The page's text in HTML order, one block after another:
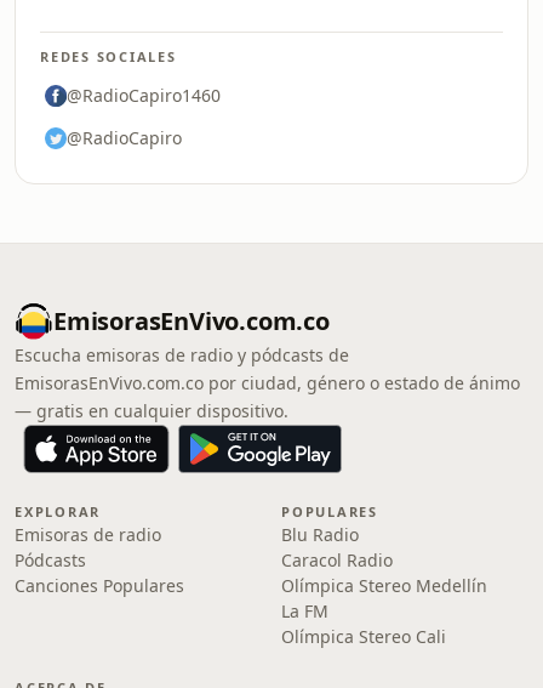
REDES SOCIALES
@RadioCapiro1460
@RadioCapiro
EmisorasEnVivo.com.co
Escucha emisoras de radio y pódcasts de
EmisorasEnVivo.com.co por ciudad, género o estado de ánimo
— gratis en cualquier dispositivo.
EXPLORAR
Emisoras de radio
Pódcasts
Canciones Populares
POPULARES
Blu Radio
Caracol Radio
Olímpica Stereo Medellín
La FM
Olímpica Stereo Cali